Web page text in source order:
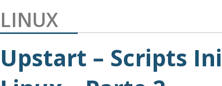
LINUX
Upstart – Scripts